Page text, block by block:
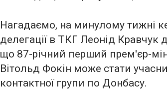
Нагадаємо, на минулому тижні
делегації в ТКГ Леонід Кравчук
що 87-річний перший прем'єр-
Вітольд Фокін може стати
контактної групи по Донбасу.